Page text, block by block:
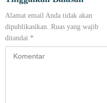
Alamat email Anda tidak akan
dipublikasikan. Ruas yang wajib
ditandai *